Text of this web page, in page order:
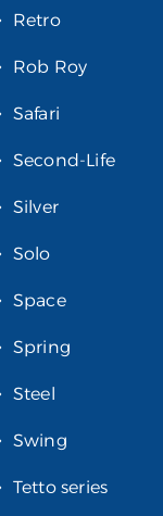
Retro
Rob Roy
Safari
Second-Life
Silver
Solo
Space
Spring
Steel
Swing
Tetto series